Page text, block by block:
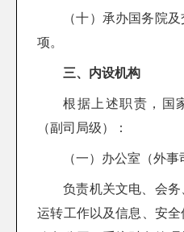
（十）承办国务院
项。
三、内设机构
根据上述职责，国
（副司局级）：
（一）办公室（外事
负责机关文电、会
运转工作以及信息、安全